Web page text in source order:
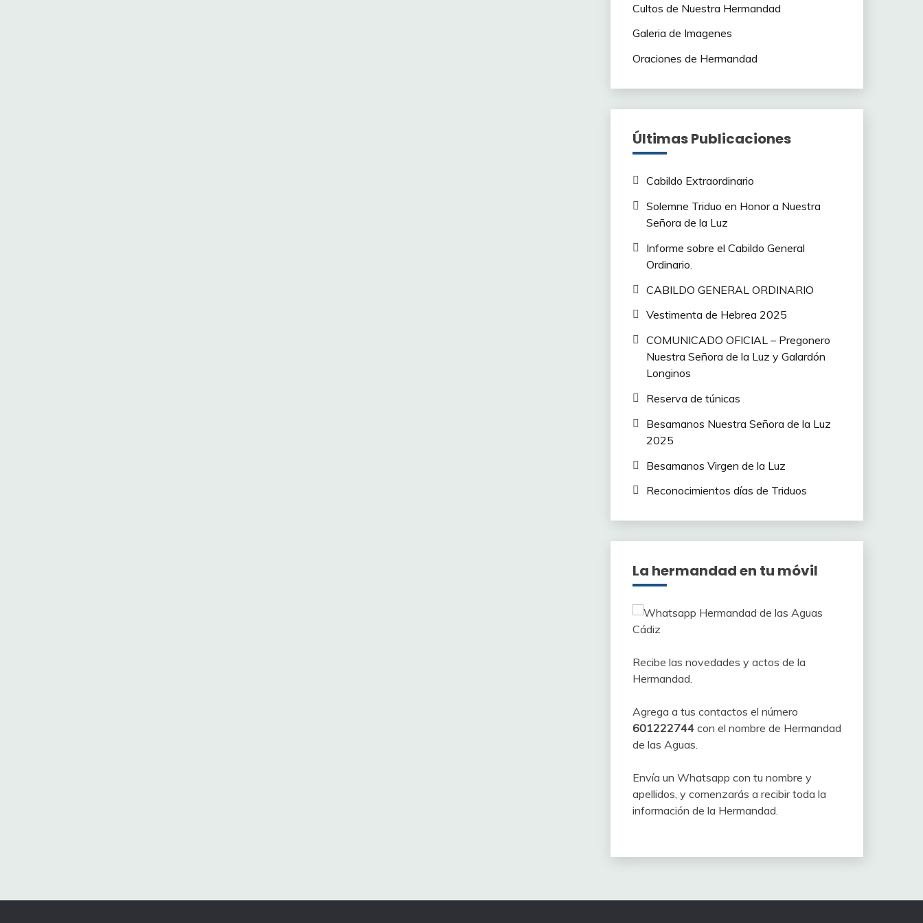
Cultos de Nuestra Hermandad
Galeria de Imagenes
Oraciones de Hermandad
Últimas Publicaciones
Cabildo Extraordinario
Solemne Triduo en Honor a Nuestra
Señora de la Luz
Informe sobre el Cabildo General
Ordinario.
CABILDO GENERAL ORDINARIO
Vestimenta de Hebrea 2025
COMUNICADO OFICIAL – Pregonero
Nuestra Señora de la Luz y Galardón
Longinos
Reserva de túnicas
Besamanos Nuestra Señora de la Luz
2025
Besamanos Virgen de la Luz
Reconocimientos días de Triduos
La hermandad en tu móvil
Recibe las novedades y actos de la
Hermandad.
Agrega a tus contactos el número
601222744con el nombre de Hermandad
de las Aguas.
Envía un Whatsapp con tu nombre y
apellidos, y comenzarás a recibir toda la
información de la Hermandad.